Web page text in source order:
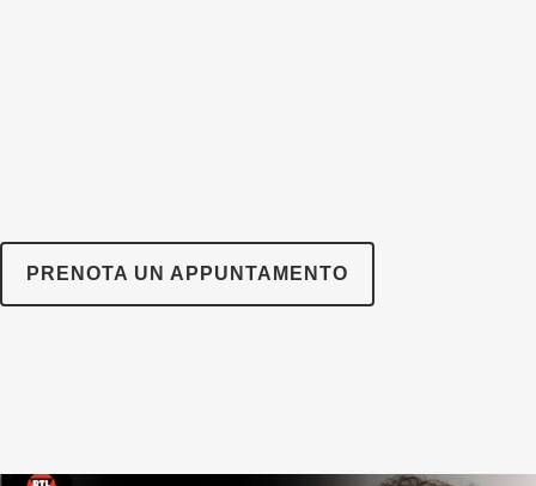
PRENOTA UN APPUNTAMENTO